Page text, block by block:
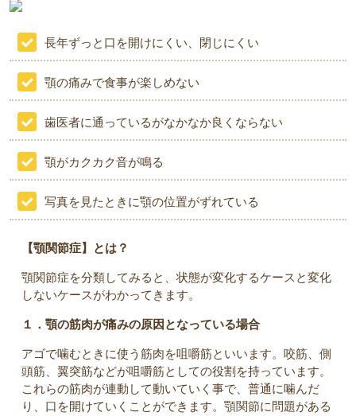
長年ずっと口を開けにくい、閉じにくい
顎の痛みで食事が楽しめない
歯医者に通っているがなかなか良くならない
顎がカクカク音が鳴る
写真を見たときに顎の位置がずれている
【顎関節症】とは？
顎関節症を分類してみると、状態が変化するケースと変化
しないケースがわかってきます。
１．顎の筋肉が痛みの原因となっている場合
アゴで噛むときに使う筋肉を咀嚼筋といいます。咬筋、側
頭筋、翼突筋などが咀嚼筋としての役割を持っています。
これらの筋肉が連動して動いていく事で、普通に噛んだ
り、口を開けていくことができます。顎関節に問題がある